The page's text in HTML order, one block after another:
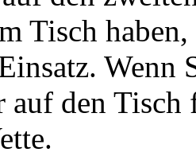
Tisch
Wenn
den Tisch